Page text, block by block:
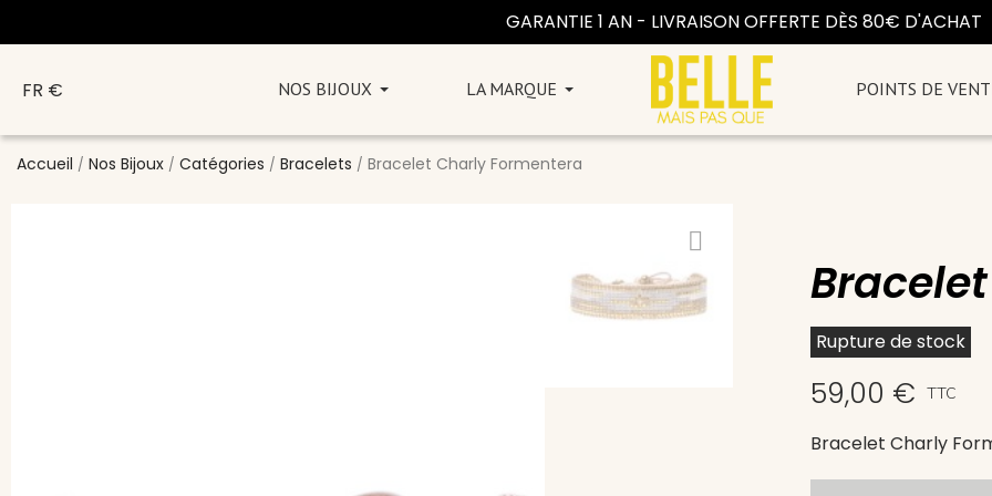
GARANTIE 1 AN - LIVRAISON OFFERTE DÈS 80€ D'ACHAT
FR € NOS BIJOUX LA MARQUE POINTS DE
Accueil Nos Bijoux Catégories Bracelets Bracelet Charly Formentera
Rupture de stock
59,00 € TTC
Bracelet Charly